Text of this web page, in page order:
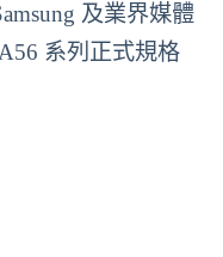
及業界媒體
系列正式規格